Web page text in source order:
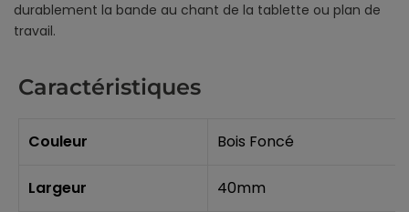
durablement la bande au chant de la tablette ou plan de
travail.
Caractéristiques
Couleur Bois Foncé
Largeur 40mm